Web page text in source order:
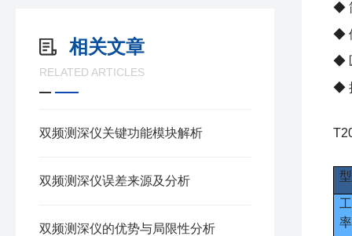
相关文章
RELATED ARTICLES
双频测深仪关键功能模块解析
双频测深仪误差来源及分析
双频测深仪的优势与局限性分析
◆
◆
◆
◆
率